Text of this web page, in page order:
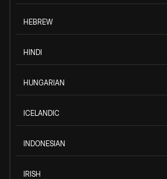
HEBREW
HINDI
HUNGARIAN
ICELANDIC
INDONESIAN
IRISH